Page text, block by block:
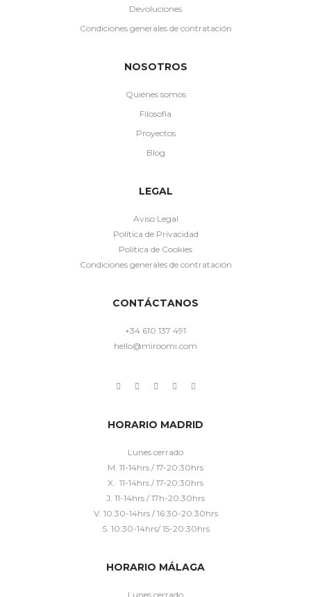
Devoluciones
Condiciones generales de contratación
NOSOTROS
Quiénes somos
Filosofía
Proyectos
Blog
LEGAL
Aviso Legal
Política de Privacidad
Política de Cookies
Condiciones generales de contratación
CONTÁCTANOS
+34 610 137 491
hello@miroomi.com
HORARIO MADRID
Lunes cerrado
M. 11-14hrs / 17-20:30hrs
X. 11-14hrs / 17-20:30hrs
J. 11-14hrs / 17h-20:30hrs
V. 10:30-14hrs / 16:30-20:30hrs
S. 10:30-14hrs/ 15-20:30hrs
HORARIO MÁLAGA
Lunes cerrado